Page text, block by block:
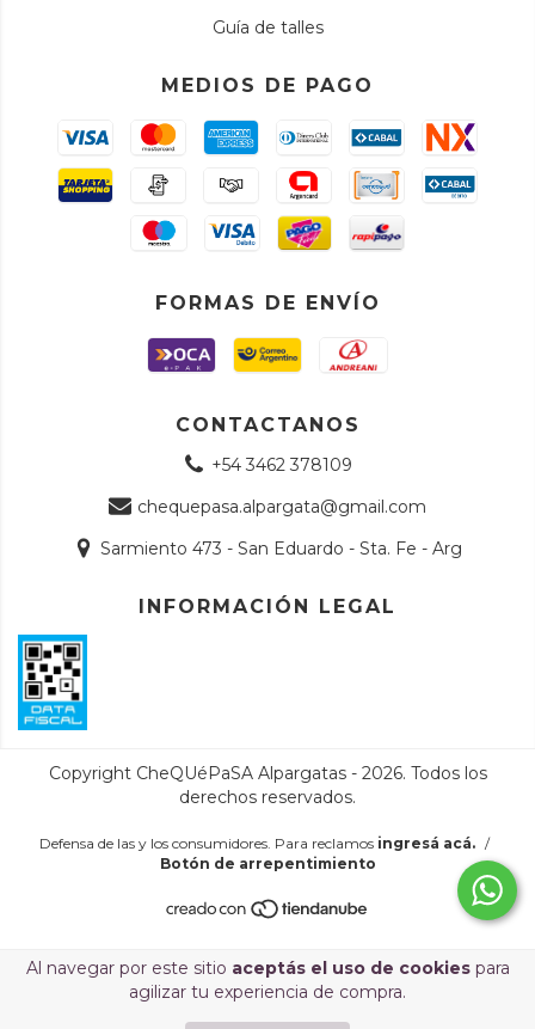
Al navegar por este sitio aceptás el uso de cookiespara
agilizar tu experiencia de compra.
Guía de talles
MEDIOS DE PAGO
FORMAS DE ENVÍO
CONTACTANOS
+54 3462 378109
chequepasa.alpargata@gmail.com
Sarmiento 473 - San Eduardo - Sta. Fe - Arg
INFORMACIÓN LEGAL
Copyright CheQUéPaSA Alpargatas - 2026. Todos los
derechos reservados.
Defensa de las y los consumidores. Para reclamos ingresá acá. /
Botón de arrepentimiento